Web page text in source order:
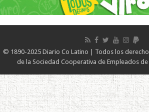
© 1890-2025 Diario Co Latino | Todos los
de la Sociedad Cooperativa de Empleados de